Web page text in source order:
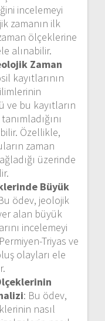
incelemeyi
zamanın ilk
ölçeklerine
alınabilir.
Zaman
kayıtlarının
bu kayıtların
Özellikle,
zaman
üzerinde
Büyük
ödev, jeolojik
alan büyük
incelemeyi
Triyas ve
olayları ele
: Bu ödev,
nasıl